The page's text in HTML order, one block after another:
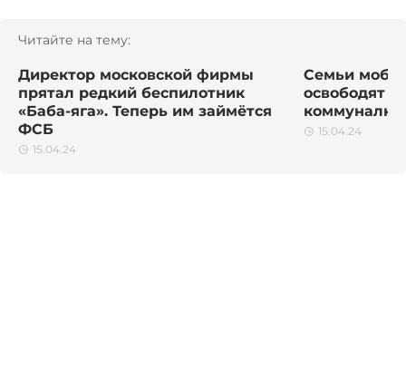
Читайте на тему:
Директор московской фирмы
прятал редкий беспилотник
«Баба-яга». Теперь им займётся
ФСБ
15.04.24
Семьи
освободят
15.04.24